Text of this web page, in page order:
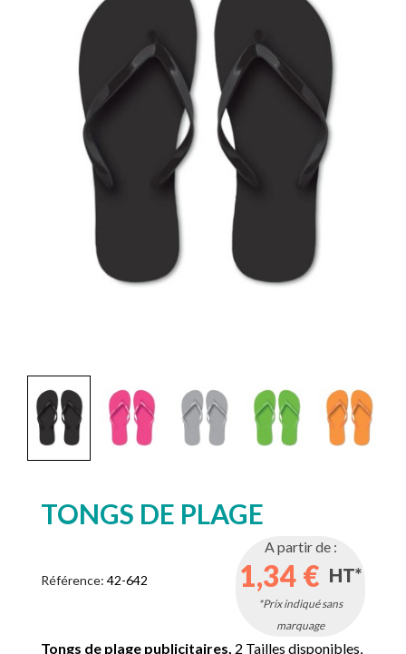
TONGS DE PLAGE
Référence: 42-642
A partir de :
1,34 € HT*
*Prix indiqué sans
marquage
Tongs de plage publicitaires, 2 Tailles disponibles,